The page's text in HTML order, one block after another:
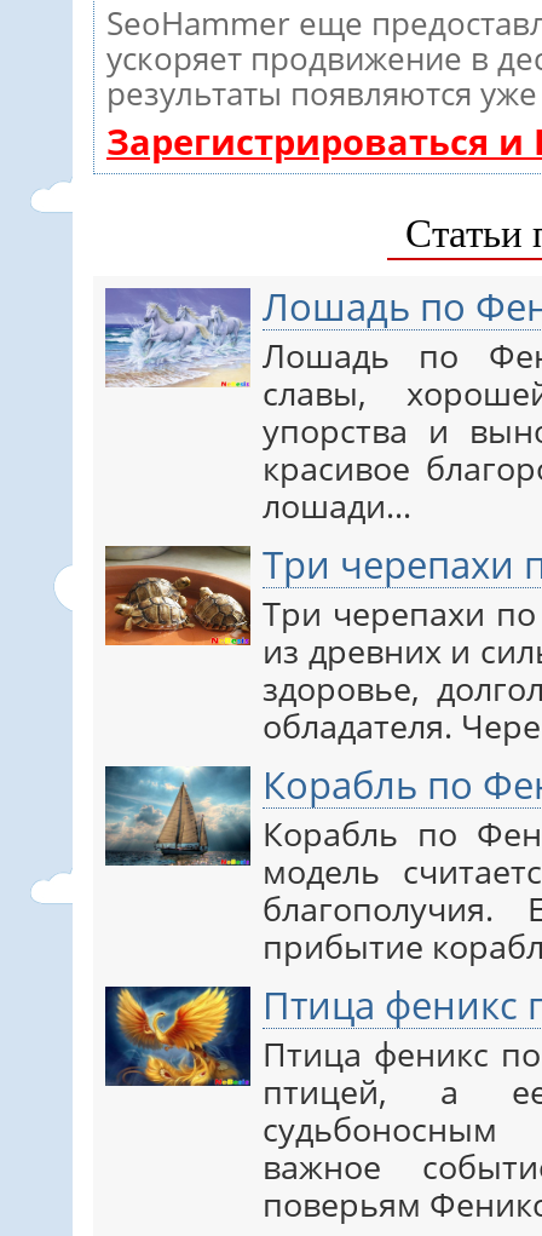
SeoHammer еще
ускоряет продвижение в
результаты появляются
Зарегистрироваться
Статьи
Лошадь по
Лошадь по
славы,
упорства и
красивое
лошади…
Три черепахи
Три черепахи
из древних и
здоровье,
обладателя.
Корабль по
Корабль по
модель
прибытие
Птица
Птица феникс
птицей, а
важное
поверьям